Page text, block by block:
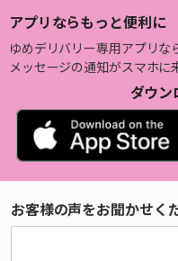
アプリならもっと便利に
ゆめデリバリー専用アプリな
メッセージの通知がスマホに
ダウン
お客様の声をお聞かせく